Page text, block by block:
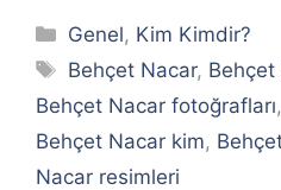
Kategoriler
Genel, Kim Kimdir?
Etiketler
Behçet Nacar,
Behçet Nacar fotoğrafları,
Behçet Nacar kim,
Nacar resimleri